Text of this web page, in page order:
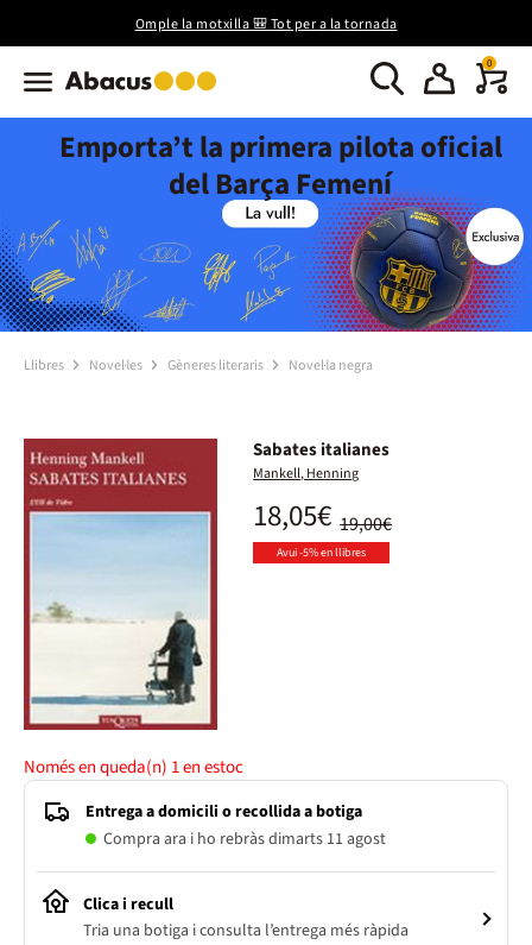
Omple la motxilla 🎒 Tot per a la tornada
0
Emporta’t la primera pilota oficial
del Barça Femení
Llibres Novel·les Gèneres literaris Novel·la negra
Sabates italianes
Mankell, Henning
19,00€
18,05€
Avui -5% en llibres
Només en queda(n) 1en estoc
Entrega a domicili o recollida a botiga
Compra ara i ho rebràs dimarts 11 agost
Clica i recull
Tria una botiga i consulta l’entrega més ràpida